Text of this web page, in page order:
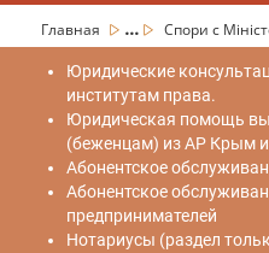
Главная ... Спори с
Юридические
институтам права.
Юридическая помощь
(беженцам) из АР Крым и
Абонентское
Абонентское
предпринимателей
Нотариусы (раздел